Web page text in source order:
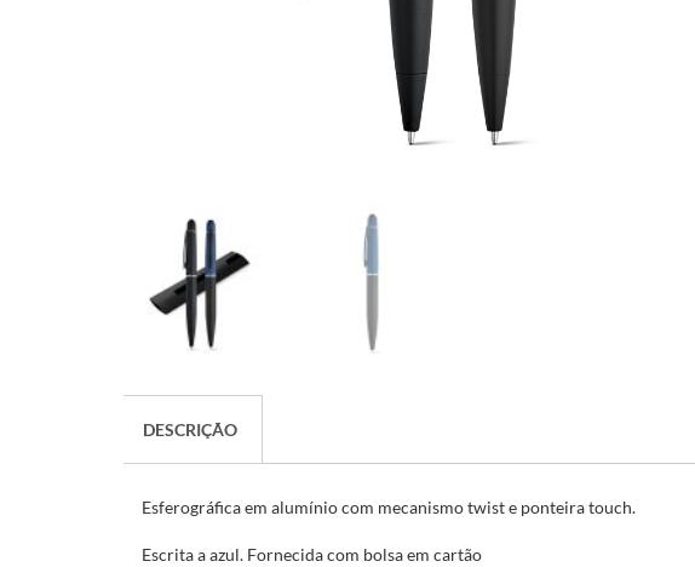
DESCRIÇÃO
Esferográfica em alumínio com mecanismo twist e ponteira touch.
Escrita a azul. Fornecida com bolsa em cartão